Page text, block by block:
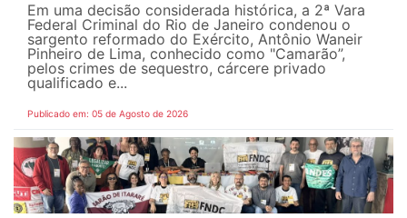
Em uma decisão considerada histórica, a 2ª Vara
Federal Criminal do Rio de Janeiro condenou o
sargento reformado do Exército, Antônio Waneir
Pinheiro de Lima, conhecido como "Camarão”,
pelos crimes de sequestro, cárcere privado
qualificado e...
Publicado em: 05 de Agosto de 2026